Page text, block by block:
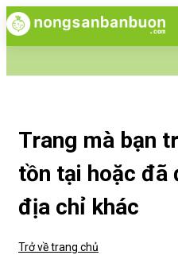
Trang mà bạn
tồn tại hoặc đã
địa chỉ khác
Trở về trang chủ